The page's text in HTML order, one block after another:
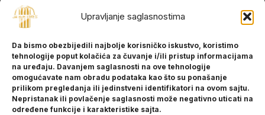
Upravljanje saglasnostima
Da bismo obezbijedili najbolje korisničko iskustvo, koristimo
tehnologije poput kolačića za čuvanje i/ili pristup informacijama
na uređaju. Davanjem saglasnosti na ove tehnologije
omogućavate nam obradu podataka kao što su ponašanje
prilikom pregledanja ili jedinstveni identifikatori na ovom sajtu.
Nepristanak ili povlačenje saglasnosti može negativno uticati na
određene funkcije i karakteristike sajta.
INFORMACIJE
O nama
Kontakt
POMOĆ